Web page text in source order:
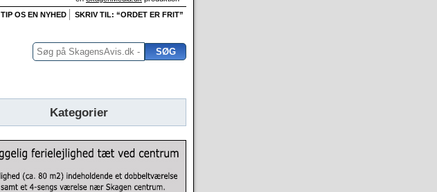
TIP OS EN NYHED SKRIV TIL: “ORDET ER FRIT”
Kategorier